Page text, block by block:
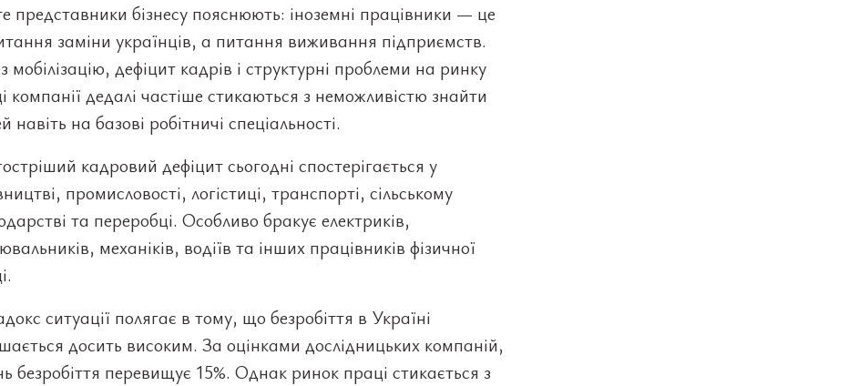
представники бізнесу пояснюють: іноземні працівники — це
заміни українців, а питання виживання підприємств.
мобілізацію, дефіцит кадрів і структурні проблеми на ринку
компанії дедалі частіше стикаються з неможливістю знайти
навіть на базові робітничі спеціальності.
кадровий дефіцит сьогодні спостерігається у
промисловості, логістиці, транспорті, сільському
та переробці. Особливо бракує електриків,
механіків, водіїв та інших працівників фізичної
ситуації полягає в тому, що безробіття в Україні
досить високим. За оцінками дослідницьких компаній,
безробіття перевищує 15%. Однак ринок праці стикається з